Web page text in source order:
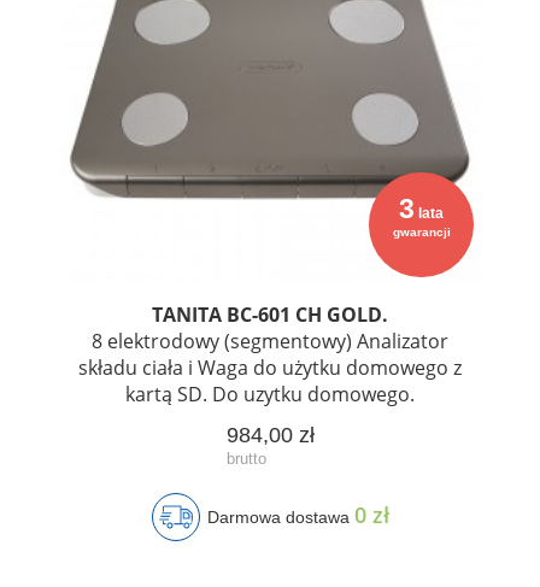
3 lata
gwarancji
TANITA BC-601 CH GOLD.
8 elektrodowy (segmentowy) Analizator
składu ciała i Waga do użytku domowego z
kartą SD. Do uzytku domowego.
984,00 zł
Darmowa dostawa 0 zł